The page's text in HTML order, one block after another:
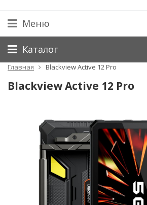
Меню
Каталог
Главная Blackview Active 12 Pro
Blackview Active 12 Pro